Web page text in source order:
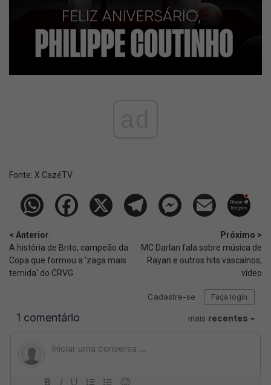
Fonte: X CazéTV
< Anterior
A história de Brito, campeão da
Copa que formou a 'zaga mais
temida' do CRVG
Próximo >
MC Darlan fala sobre música de
Rayan e outros hits vascaínos;
vídeo